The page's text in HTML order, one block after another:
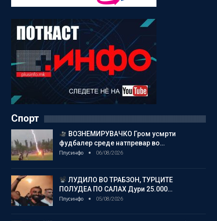
Спорт
ВОЗНЕМИРУВАЧКО Гром усмрти
фудбалер среде натпревар во…
Плусинфо 06/08/2026
ЛУДИЛО ВО ТРАБЗОН, ТУРЦИТЕ
ПОЛУДЕА ПО САЛАХ Дури 25.000…
Плусинфо 05/08/2026